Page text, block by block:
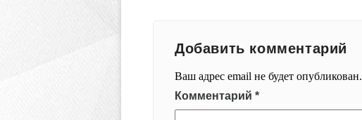
Добавить комментарий
Ваш адрес email не будет опубликован.
Комментарий *